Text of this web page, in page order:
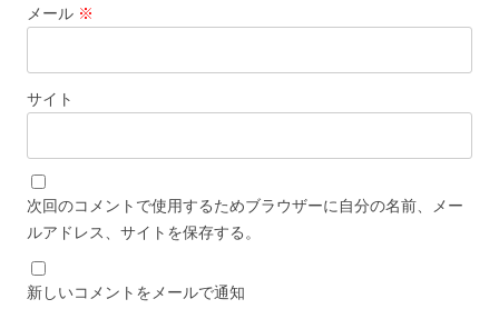
メール ※
サイト
次回のコメントで使用するためブラウザーに自分の名前、メー
ルアドレス、サイトを保存する。
新しいコメントをメールで通知